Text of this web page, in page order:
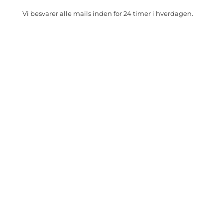
Vi besvarer alle mails inden for 24 timer i hverdagen.